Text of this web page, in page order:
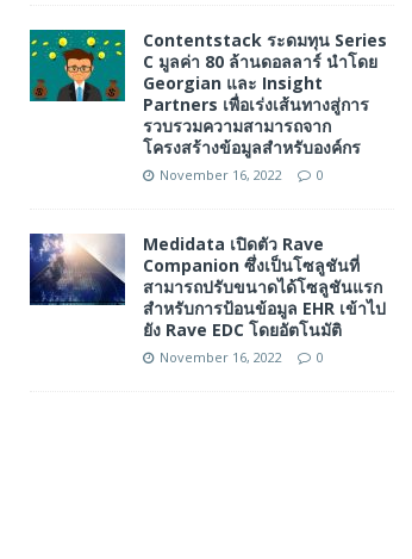
Contentstack ระดมทุน Series
C มูลค่า 80 ล้านดอลลาร์ นำโดย
Georgian และ Insight
Partners เพื่อเร่งเส้นทางสู่การ
รวบรวมความสามารถจาก
โครงสร้างข้อมูลสำหรับองค์กร
November 16, 2022 0
Medidata เปิดตัว Rave
Companion ซึ่งเป็นโซลูชันที่
สามารถปรับขนาดได้โซลูชันแรก
สำหรับการป้อนข้อมูล EHR เข้าไป
ยัง Rave EDC โดยอัตโนมัติ
November 16, 2022 0